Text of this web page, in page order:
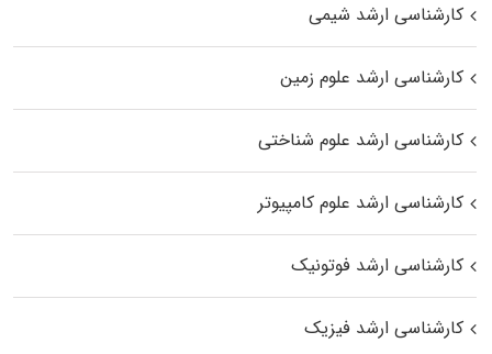
کارشناسی ارشد شیمی
کارشناسی ارشد علوم زمین
کارشناسی ارشد علوم شناختی
کارشناسی ارشد علوم کامپیوتر
کارشناسی ارشد فوتونیک
کارشناسی ارشد فیزیک